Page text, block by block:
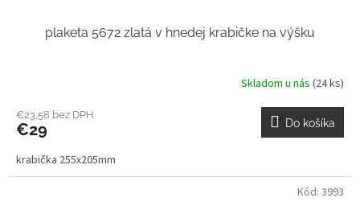
plaketa 5672 zlatá v hnedej krabičke na výšku
Skladom u nás (24 ks)
€23,58 bez DPH
€29 Do košíka
krabička 255x205mm
Kód: 3993